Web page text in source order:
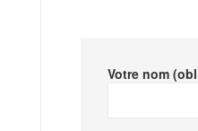
Votre nom